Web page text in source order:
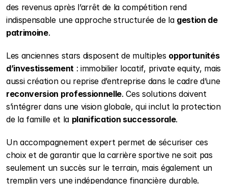
des revenus après l’arrêt de la compétition rend
indispensable une approche structurée de la gestion de
patrimoine.
Les anciennes stars disposent de multiples opportunités
d’investissement : immobilier locatif, private equity, mais
aussi création ou reprise d’entreprise dans le cadre d’une
reconversion professionnelle. Ces solutions doivent
s’intégrer dans une vision globale, qui inclut la protection
de la famille et la planification successorale.
Un accompagnement expert permet de sécuriser ces
choix et de garantir que la carrière sportive ne soit pas
seulement un succès sur le terrain, mais également un
tremplin vers une indépendance financière durable.